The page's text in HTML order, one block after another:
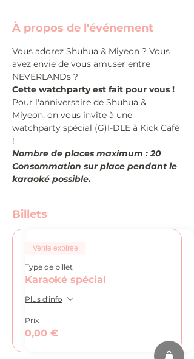
À propos de l'événement
Vous adorez Shuhua & Miyeon ? Vous
avez envie de vous amuser entre
NEVERLANDs ?
Cette watchparty est fait pour vous !
Pour l'anniversaire de Shuhua &
Miyeon, on vous invite à une
watchparty spécial (G)I-DLE à Kick Café
!
Nombre de places maximum : 20
Consommation sur place pendant le
karaoké possible.
Billets
Vente expirée
Type de billet
Karaoké spécial
Plus d'info
Prix
0,00 €